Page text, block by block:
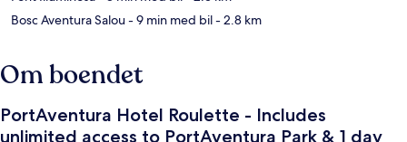
Bosc Aventura Salou- 9 min med bil- 2.8 km
Om boendet
PortAventura Hotel Roulette - Includes
unlimited access to PortAventura Park & 1 day